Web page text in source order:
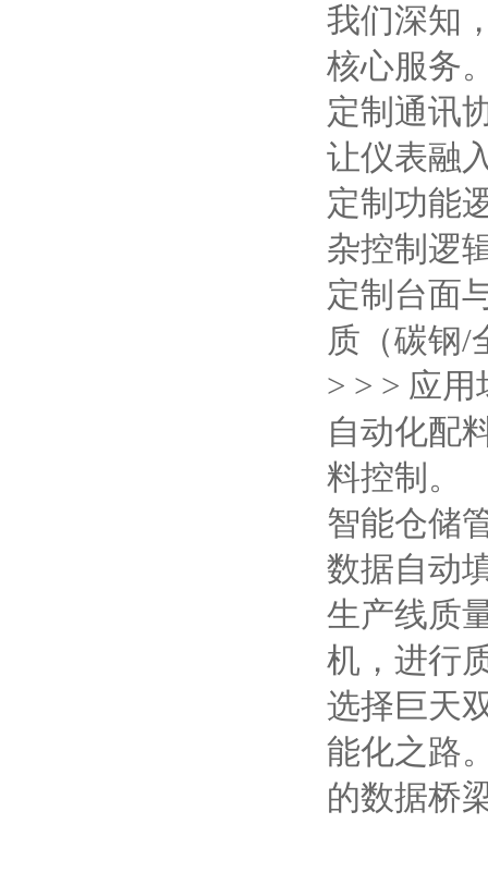
我们深知
核心服务
定制通讯
让仪表融
定制功能
杂控制逻
定制台面
质（碳钢/
> > > 应
自动化配
料控制。
智能仓储
数据自动
生产线质
机，进行
选择巨天
能化之路
的数据桥